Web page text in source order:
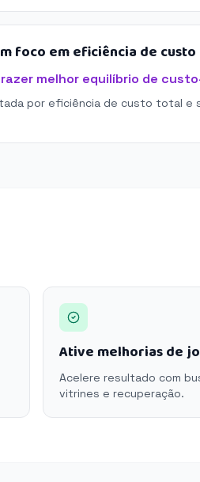
foco em eficiência de
melhor equilíbrio de
por eficiência de custo total e
Ative melhorias de
Acelere resultado com
vitrines e recuperação.